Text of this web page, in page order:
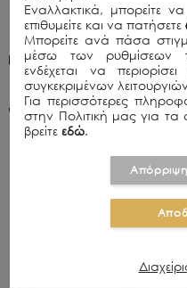
κρύσταλλα σε
Πολιτική Αποστολών
+30 210 8015979
Εναλλακτικά, μπορείτε
επιθυμείτε και να πατήσετε
Μπορείτε ανά πάσα
μέσω των ρυθμίσεων
ενδέχεται να
συγκεκριμένων
Για περισσότερες
στην Πολιτική μας για
βρείτεεδώ.